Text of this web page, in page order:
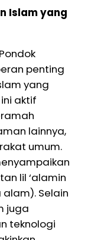
Islam yang
penting
yang
aktif
lainnya,
umum.
lil ‘alamin
Selain
juga
teknologi